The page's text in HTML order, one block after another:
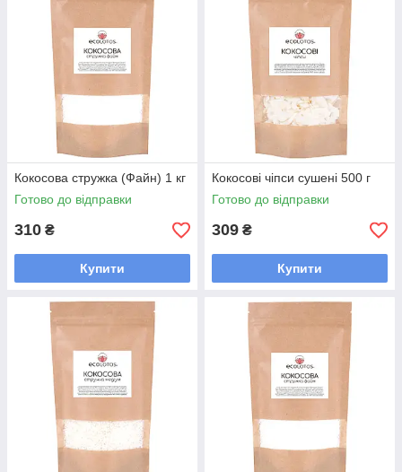
Кокосова стружка (Файн) 1 кг
Готово до відправки
310 ₴
Купити
Кокосові чіпси сушені 500 г
Готово до відправки
309 ₴
Купити